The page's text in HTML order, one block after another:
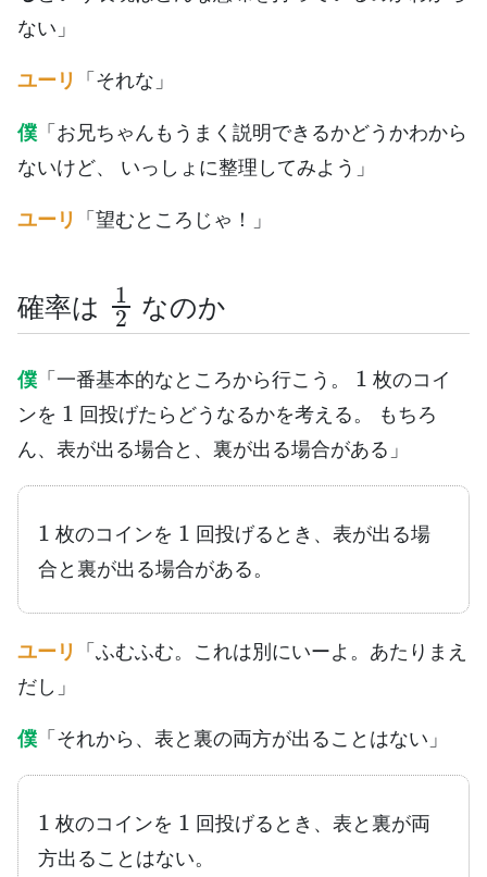
ない」
ユーリ 「それな」
僕 「お兄ちゃんもうまく説明できるかどうかわから
ないけど、 いっしょに整理してみよう」
ユーリ 「望むところじゃ！」
確率は
1
なのか
僕 「一番基本的なところから行こう。
1
枚のコイ
ンを
1
回投げたらどうなるかを考える。 もちろ
ん、表が出る場合と、裏が出る場合がある」
1
枚のコインを
1
回投げるとき、表が出る場
合と裏が出る場合がある。
ユーリ 「ふむふむ。これは別にいーよ。あたりまえ
だし」
僕 「それから、表と裏の両方が出ることはない」
1
枚のコインを
1
回投げるとき、表と裏が両
方出ることはない。